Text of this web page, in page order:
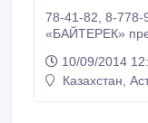
78-41-82, 8-778-900-69-15 Транспортная компания
«БАЙТЕРЕК»
компаний. Наша
основе с
10/09/2014
Казахстан,